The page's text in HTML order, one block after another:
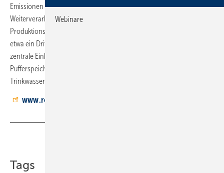
Emissionen von der Gewinnung der Rohmaterialien über die
Weiterverarbeitung bis hin zu Herstellung und Transport zur
Produktionsstätte berücksichtigt. Der Kunststoff-Wärmetank wiegt nur
etwa ein Drittel eines vergleichbaren Stahlspeichers und lässt sich als
zentrale Einheit in der Heizungsanwendung, als Trenn- oder
Pufferspeicher, als Solar- und Kombispeicher sowie in der
Trinkwassererwärmung einsetzen.
www.roth-werke.de
Tags
Webinare